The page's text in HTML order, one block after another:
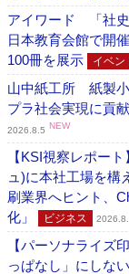
アイワード 「社史
日本教育会館で開
100冊を展示
イベン
山中紙工所 紙製小
プラ社会実現に貢
2026.8.5 NEW
【KSI視察レポー
ュ)に本社工場を
刷業界へヒント、
化」
ビジネス
【パーソナライズ
っぱなし」にしな